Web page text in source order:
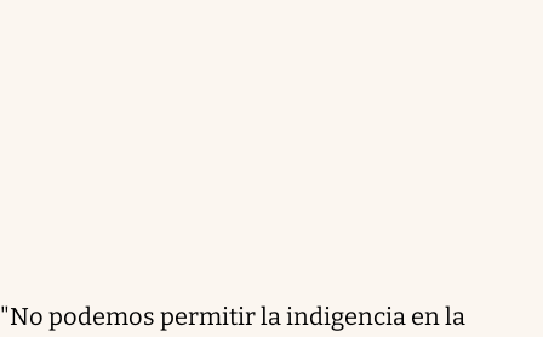
"No podemos permitir la indigencia en la